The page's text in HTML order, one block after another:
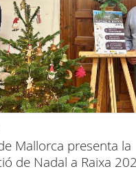
Mallorca presenta la
de Nadal a Raixa